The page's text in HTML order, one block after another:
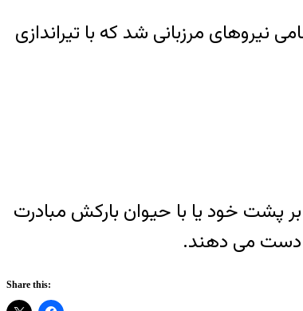
نیروهای مرزبانی شد که با تیراندازی
پشت خود یا با حیوان بارکش مبادرت
دست می دهند.
Share this: